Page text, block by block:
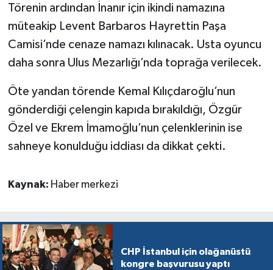
Törenin ardından İnanır için ikindi namazına
müteakip Levent Barbaros Hayrettin Paşa
Camisi’nde cenaze namazı kılınacak. Usta oyuncu
daha sonra Ulus Mezarlığı’nda toprağa verilecek.
Öte yandan törende Kemal Kılıçdaroğlu’nun
gönderdiği çelengin kapıda bırakıldığı, Özgür
Özel ve Ekrem İmamoğlu’nun çelenklerinin ise
sahneye konulduğu iddiası da dikkat çekti.
Kaynak: Haber merkezi
CHP İstanbul için olağanüstü
kongre başvurusu yaptı